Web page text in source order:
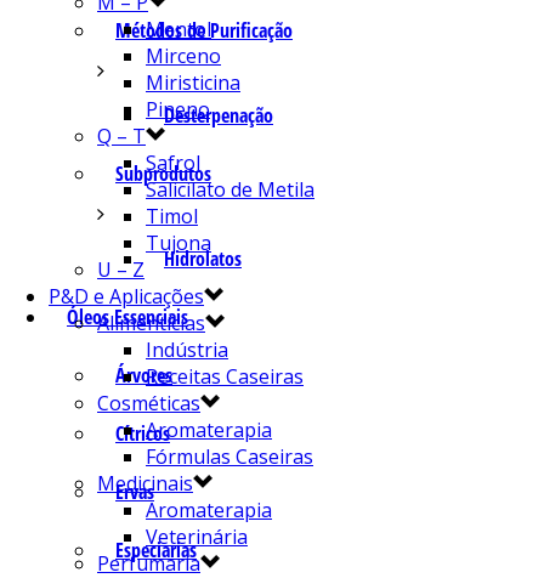
Métodos de Purificação
Desterpenação
Subprodutos
Hidrolatos
Óleos Essenciais
Árvores
Cítricos
Ervas
Especiarias
Mentol
Mirceno
Miristicina
Pineno
Q – T
Safrol
Salicilato de Metila
Timol
Tujona
U – Z
P&D e Aplicações
Alimentícias
Indústria
Receitas Caseiras
Cosméticas
Aromaterapia
Fórmulas Caseiras
Medicinais
Aromaterapia
Veterinária
Perfumaria